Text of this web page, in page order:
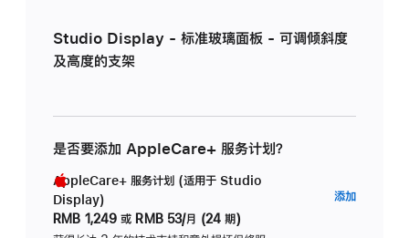
Studio Display - 标准玻璃面板 - 可调倾斜度
及高度的支架
是否要添加 AppleCare+ 服务计划？
AppleCare+ 服务计划 (适用于 Studio
Display)
RMB 1,249 或 RMB 53/月 (24 期)
添加